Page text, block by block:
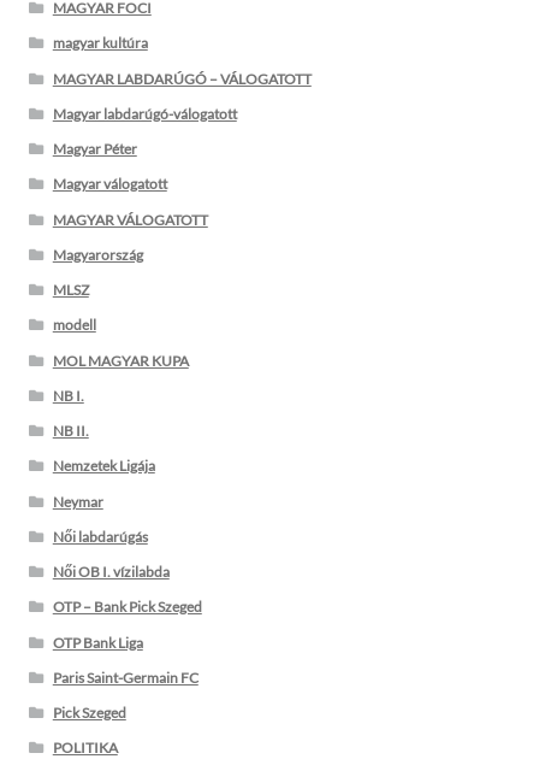
MAGYAR FOCI
magyar kultúra
MAGYAR LABDARÚGÓ – VÁLOGATOTT
Magyar labdarúgó-válogatott
Magyar Péter
Magyar válogatott
MAGYAR VÁLOGATOTT
Magyarország
MLSZ
modell
MOL MAGYAR KUPA
NB I.
NB II.
Nemzetek Ligája
Neymar
Női labdarúgás
Női OB I. vízilabda
OTP – Bank Pick Szeged
OTP Bank Liga
Paris Saint-Germain FC
Pick Szeged
POLITIKA